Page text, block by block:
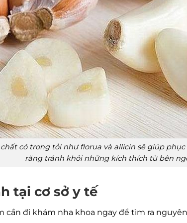
có trong tỏi như florua và allicin sẽ giúp phục
răng tránh khỏi những kích thích từ bên
tại cơ sở y tế
cần đi khám nha khoa ngay để tìm ra